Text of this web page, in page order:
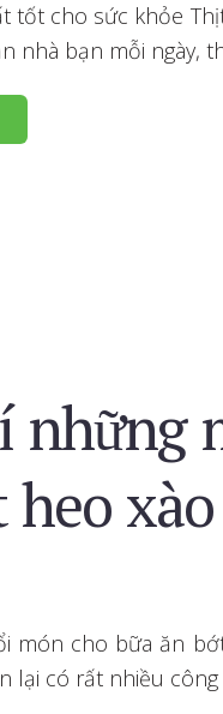
tốt cho sức khỏe
nhà bạn mỗi ngày,
những
xào
món cho bữa ăn
lại có rất nhiều